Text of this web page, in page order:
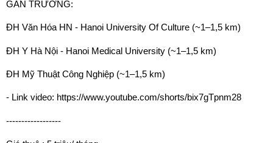
GẦN TRƯỜNG:
ĐH Văn Hóa HN - Hanoi University Of Culture (~1–1,5 km)
ĐH Y Hà Nội - Hanoi Medical University (~1–1,5 km)
ĐH Mỹ Thuật Công Nghiệp (~1–1,5 km)
- Link video: https://www.youtube.com/shorts/bix7gTpnm28
------------------